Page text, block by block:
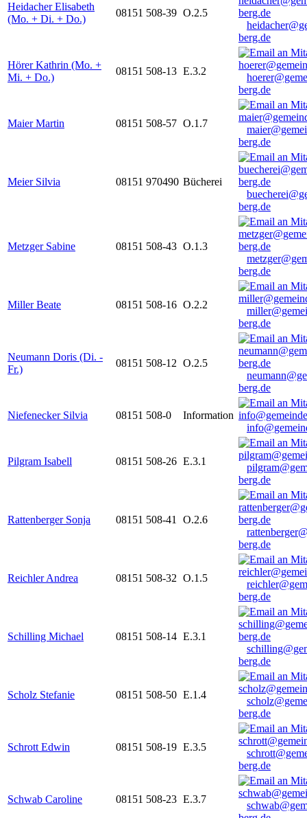
Heidacher Elisabeth
(Mo. + Di. + Do.)
08151 508-39 O.2.5
berg.de
Hörer Kathrin (Mo. +
Mi. + Do.)
08151 508-13 E.3.2
berg.de
Maier Martin 08151 508-57 O.1.7
berg.de
Meier Silvia 08151 970490 Bücherei
berg.de
Metzger Sabine 08151 508-43 O.1.3
berg.de
Miller Beate 08151 508-16 O.2.2
berg.de
Neumann Doris (Di. -
Fr.)
08151 508-12 O.2.5
berg.de
Niefenecker Silvia 08151 508-0
Information
Pilgram Isabell 08151 508-26 E.3.1
berg.de
Rattenberger Sonja 08151 508-41
O.2.6
berg.de
Reichler Andrea 08151 508-32 O.1.5
berg.de
Schilling Michael 08151 508-14 E.3.1
berg.de
Scholz Stefanie 08151 508-50 E.1.4
berg.de
Schrott Edwin 08151 508-19 E.3.5
berg.de
Schwab Caroline 08151 508-23 E.3.7